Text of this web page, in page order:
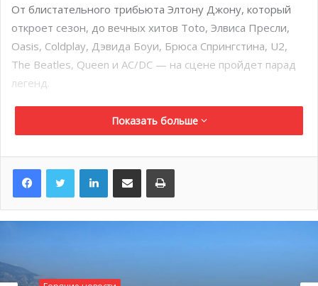
От блистательного трибьюта Элтону Джону, который
откроет сезон, до вечных хитов Toto, Элвиса Пресли,
Oasis, Coldplay, Дэвида Боуи, Брюса Спрингстина, U2,
The Beatles, Queen и AC/DC — на сцене пройдет парад
легенд.
В этом сезоне отдана и дань французской музыке — с
программами, посвящёнными Téléphone, Франс Галль и
Клоду Нугаро.
Всего 34 трибьют-группы выступят со 2 октября 2025
года по 28 марта 2026 года, а в июне зал вновь
Праздник для чувств
Показать больше
LinkedInПоделиться по электронной почте Распечатать